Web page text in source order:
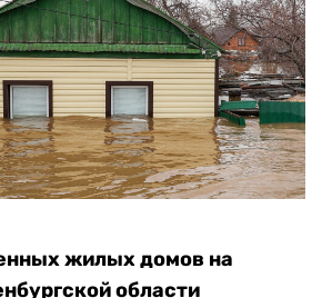
жилых домов на
области